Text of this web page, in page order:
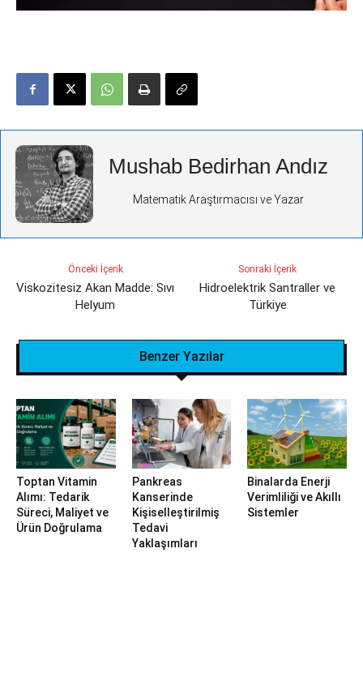
Mushab Bedirhan Andız
Matematik Araştırmacısı ve Yazar
Önceki İçerik
Viskozitesiz Akan Madde: Sıvı
Helyum
Sonraki İçerik
Hidroelektrik Santraller ve
Türkiye
Benzer Yazılar
Toptan Vitamin
Alımı: Tedarik
Süreci, Maliyet ve
Ürün Doğrulama
Pankreas
Kanserinde
Kişiselleştirilmiş
Tedavi
Yaklaşımları
Binalarda Enerji
Verimliliği ve Akıllı
Sistemler